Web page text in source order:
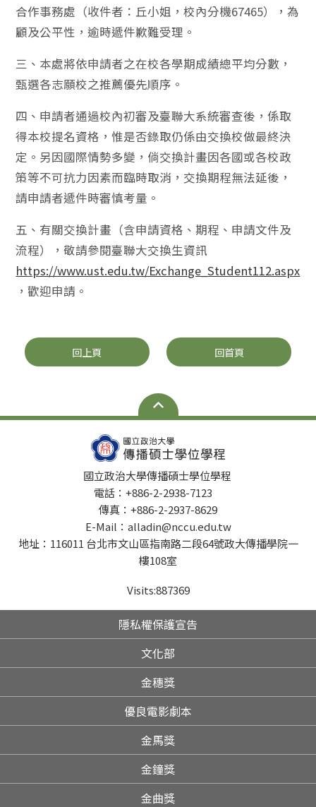
合作事務處（收件者：丘小姐，校內分機67465），為
顧及公平性，逾時遞件歉難受理。
三、本處將依申請者之在校各學期成績總平均分數，
甄選各志願校之推薦優先順序。
四、申請者通過校內初審及臺聯大系統審查後，係取
得本校提名資格，惟是否錄取仍係由交換校做最終決
定。另因國際情勢多變，倘交換計畫因各國或各校政
策等不可抗力因素而臨時取消，交換期程無法延後，
請申請者遞件時審慎考量。
五、有關交換計畫（含申請資格、期程、申請文件及
流程），敬請參閱臺聯大交換生資訊
https://www.ust.edu.tw/Exchange_Student112.aspx
，歡迎申請。
回上頁 回首頁
國立政治大學傳播碩士學位學程
電話：+886-2-2938-7123
傳真：+886-2-2937-8629
E-Mail：alladin@nccu.edu.tw
地址：116011 台北市文山區指南路二段64號政大傳播學院一
樓108室
Visits:887369
隱私權保護宣告
文化部
金穗獎
優良電影劇本
金馬獎
金鐘獎
金曲獎